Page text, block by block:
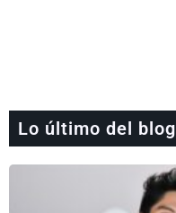
Lo último del blog